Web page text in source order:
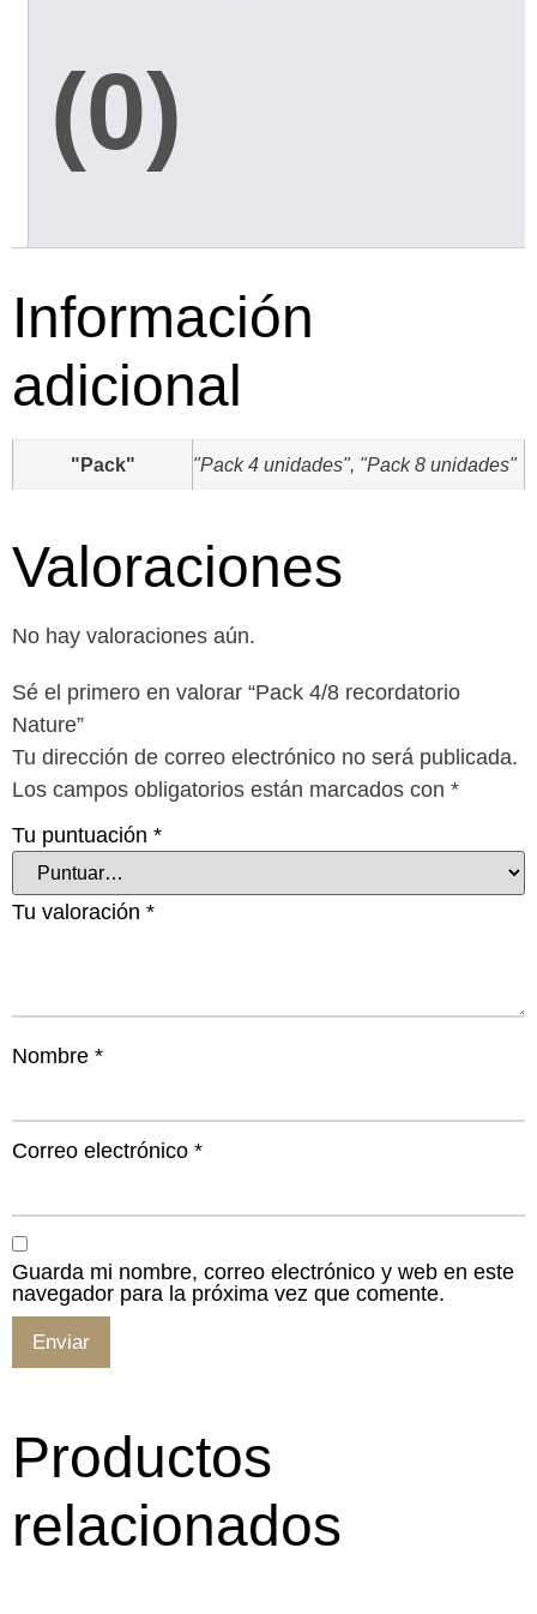
(0)
Información
adicional
"Pack" "Pack 4 unidades", "Pack 8 unidades"
Valoraciones
No hay valoraciones aún.
Sé el primero en valorar “Pack 4/8 recordatorio
Nature”
Tu dirección de correo electrónico no será publicada.
Los campos obligatorios están marcados con *
Tu puntuación *
Tu valoración *
Nombre *
Correo electrónico *
Guarda mi nombre, correo electrónico y web en este
navegador para la próxima vez que comente.
Productos
relacionados